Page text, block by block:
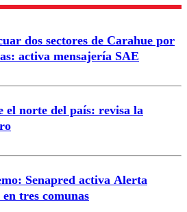
Enviar comentario
dos sectores de Carahue por
activa mensajería SAE
el norte del país: revisa la
Senapred activa Alerta
tres comunas